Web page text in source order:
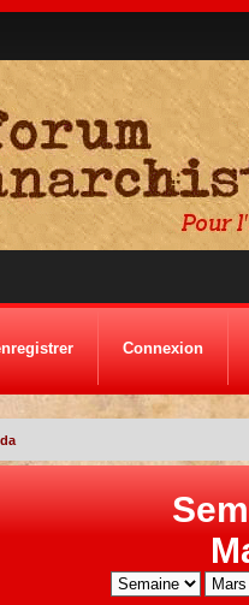
Connexion